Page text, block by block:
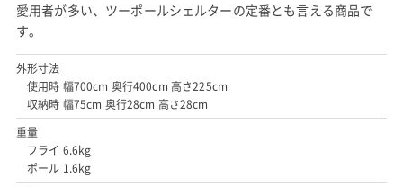
愛用者が多い、ツーポールシェルターの定番とも言える商品で
す。
外形寸法
使用時 幅700cm 奥行400cm 高さ225cm
収納時 幅75cm 奥行28cm 高さ28cm
重量
フライ 6.6kg
ポール 1.6kg